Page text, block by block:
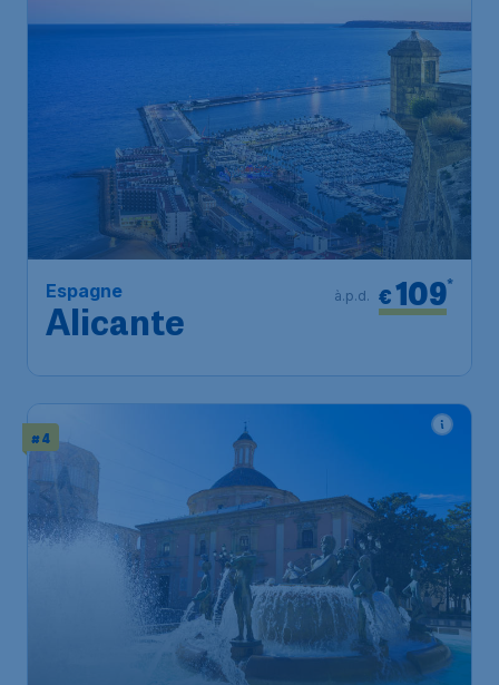
Espagne
Alicante
€109*
à.p.d.
# 4